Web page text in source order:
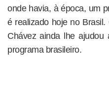
onde havia, à época, um
é realizado hoje no
Chávez ainda lhe ajudou
programa brasileiro.